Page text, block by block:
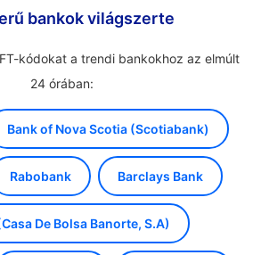
bankok világszerte
kódokat a trendi bankokhoz az elmúlt
24 órában:
Bank of Nova Scotia (Scotiabank)
Rabobank Barclays Bank
De Bolsa Banorte, S.A)